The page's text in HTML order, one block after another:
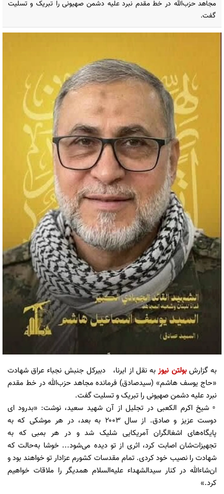
مجاهد حزب‌الله در خط مقدم نبرد علیه دشمن صهیونی را تبریک و تسلیت
گفت.
به گزارشبولتن نیوزبه نقل از ایرنا، دبیرکل جنبش نجباء عراق شهادت
«حاج یوسف هاشم» (سیدصادق) فرمانده مجاهد حزب‌الله در خط مقدم
نبرد علیه دشمن صهیونی را تبریک و تسلیت گفت.
▫️ شیخ اکرم الکعبی در تجلیل از آن شهید سعید، نوشت: «بدرود ای
دوست عزیز و صادق. از سال ۲۰۰۳ به بعد، در هر موشکی که به
پایگاه‌های اشغالگران آمریکایی شلیک شد و در هر بمبی که به
تجهیزات‌شان اصابت کرد، اثری از تو دیده می‌شود... خوشا به‌حالت که
شهادت را نصیب خود کردی. تمام مقدسات کشورم عزادار تو خواهند بود و
ان‌شاءالله در کنار سیدالشهداء علیه‌السلام همدیگر را ملاقات خواهیم
کرد.»